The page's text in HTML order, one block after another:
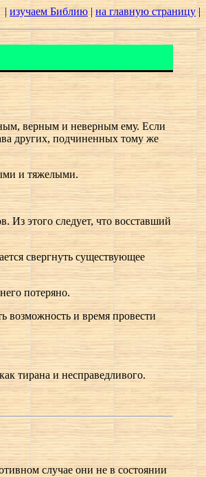
| изучаем Библию | на главную страницу|
верным и неверным ему. Если
других, подчиненных тому же
и тяжелыми.
Из этого следует, что восставший
свергнуть существующее
потеряно.
возможность и время провести
тирана и несправедливого.
случае они не в состоянии